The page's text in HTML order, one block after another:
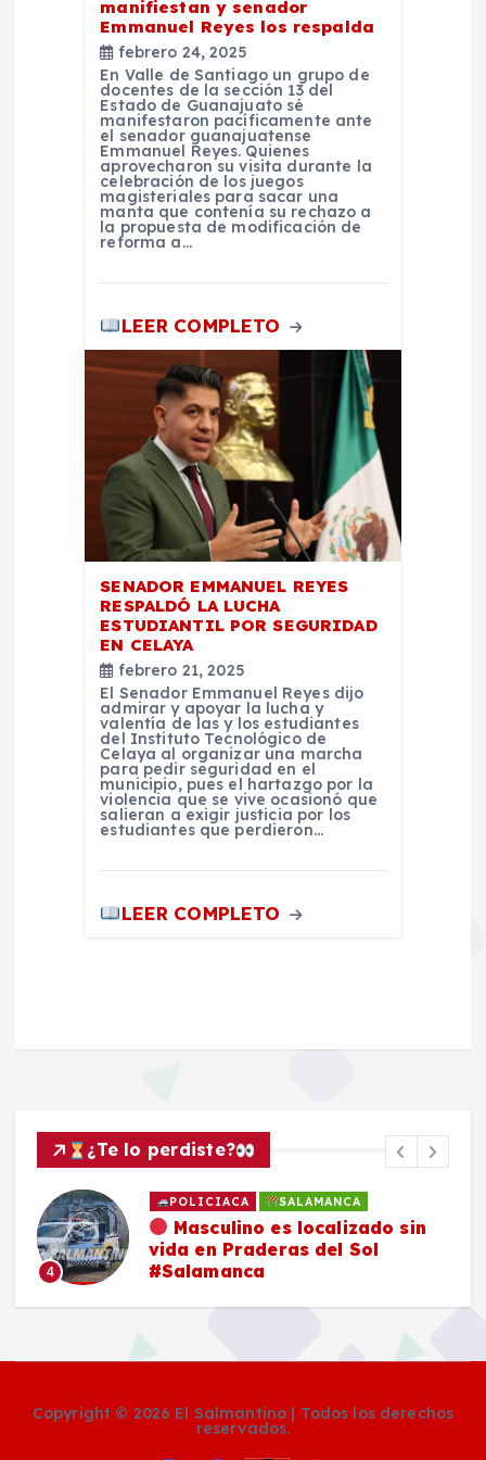
manifiestan y senador
Emmanuel Reyes los respalda
febrero 24, 2025
En Valle de Santiago un grupo de
docentes de la sección 13 del
Estado de Guanajuato sé
manifestaron pacíficamente ante
el senador guanajuatense
Emmanuel Reyes. Quienes
aprovecharon su visita durante la
celebración de los juegos
magisteriales para sacar una
manta que contenía su rechazo a
la propuesta de modificación de
reforma a…
LEER COMPLETO
SENADOR EMMANUEL REYES
RESPALDÓ LA LUCHA
ESTUDIANTIL POR SEGURIDAD
EN CELAYA
febrero 21, 2025
El Senador Emmanuel Reyes dijo
admirar y apoyar la lucha y
valentía de las y los estudiantes
del Instituto Tecnológico de
Celaya al organizar una marcha
para pedir seguridad en el
municipio, pues el hartazgo por la
violencia que se vive ocasionó que
salieran a exigir justicia por los
estudiantes que perdieron…
LEER COMPLETO
¿Te lo perdiste?
4
POLICIACA SALAMANCA
Masculino es localizado sin
vida en Praderas del Sol
#Salamanca
Copyright © 2026 El Salmantino | Todos los derechos
reservados.